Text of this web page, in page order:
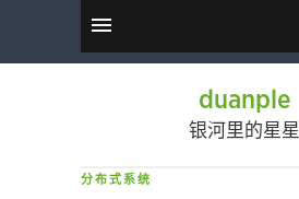
duanple
银河里的星星
分布式系统